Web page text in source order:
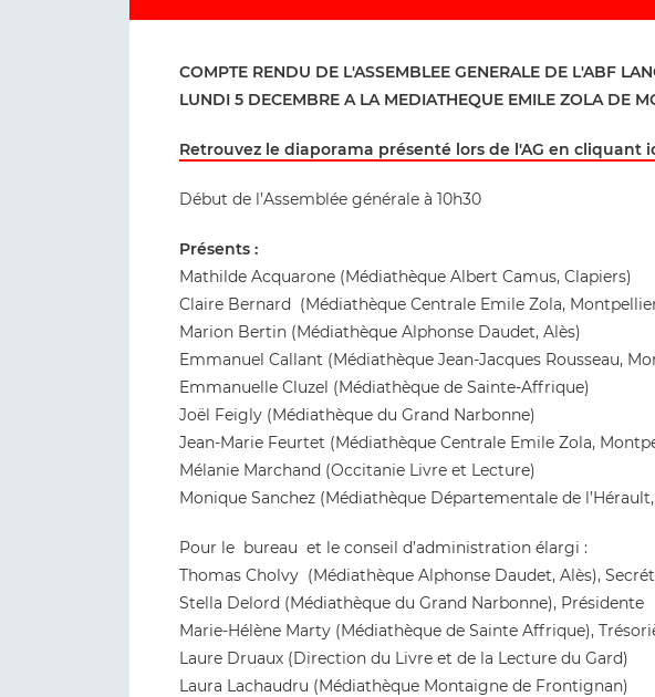
COMPTE RENDU DE L'ASSEMBLEE GENERALE DE L'ABF
LUNDI 5 DECEMBRE A LA MEDIATHEQUE EMILE ZOLA DE
Retrouvez le diaporama présenté lors de l'AG en cliquant
Début de l’Assemblée générale à 10h30
Présents :
Mathilde Acquarone (Médiathèque Albert Camus, Clapiers)
Claire Bernard (Médiathèque Centrale Emile Zola,
Marion Bertin (Médiathèque Alphonse Daudet, Alès)
Emmanuel Callant (Médiathèque Jean-Jacques Rousseau,
Emmanuelle Cluzel (Médiathèque de Sainte-Affrique)
Joël Feigly (Médiathèque du Grand Narbonne)
Jean-Marie Feurtet (Médiathèque Centrale Emile Zola,
Mélanie Marchand (Occitanie Livre et Lecture)
Monique Sanchez (Médiathèque Départementale de
Pour le bureau et le conseil d’administration élargi :
Thomas Cholvy (Médiathèque Alphonse Daudet, Alès),
Stella Delord (Médiathèque du Grand Narbonne), Présidente
Marie-Hélène Marty (Médiathèque de Sainte Affrique),
Laure Druaux (Direction du Livre et de la Lecture du Gard)
Laura Lachaudru (Médiathèque Montaigne de Frontignan)